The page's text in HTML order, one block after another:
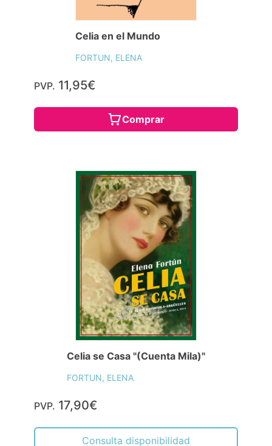
Celia en el Mundo
FORTUN, ELENA
PVP. 11,95€
Comprar
Celia se Casa "(Cuenta Mila)"
FORTUN, ELENA
PVP. 17,90€
Consulta disponibilidad